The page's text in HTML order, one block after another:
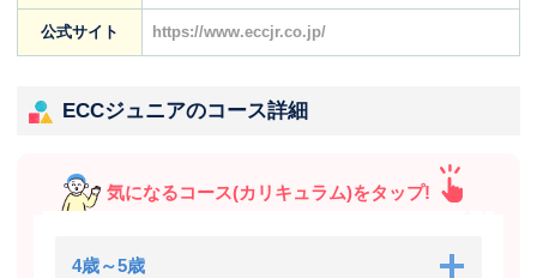
公式サイト https://www.eccjr.co.jp/
ECCジュニアのコース詳細
気になるコース(カリキュラム)をタップ!
4歳～5歳